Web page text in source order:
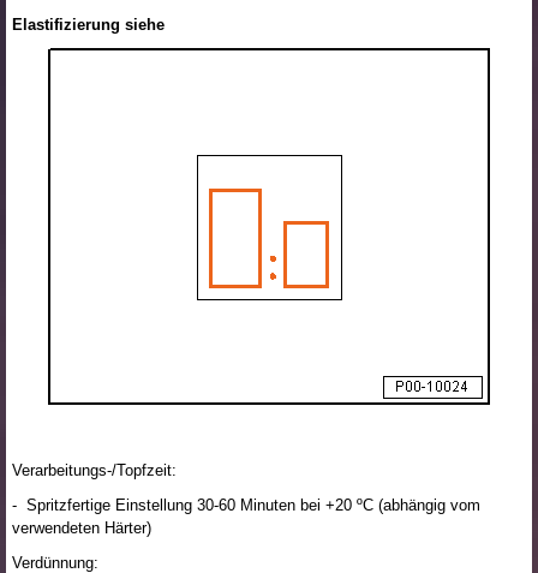
Elastifizierung siehe
Verarbeitungs-/Topfzeit:
- Spritzfertige Einstellung 30-60 Minuten bei +20 ºC (abhängig vom
verwendeten Härter)
Verdünnung: